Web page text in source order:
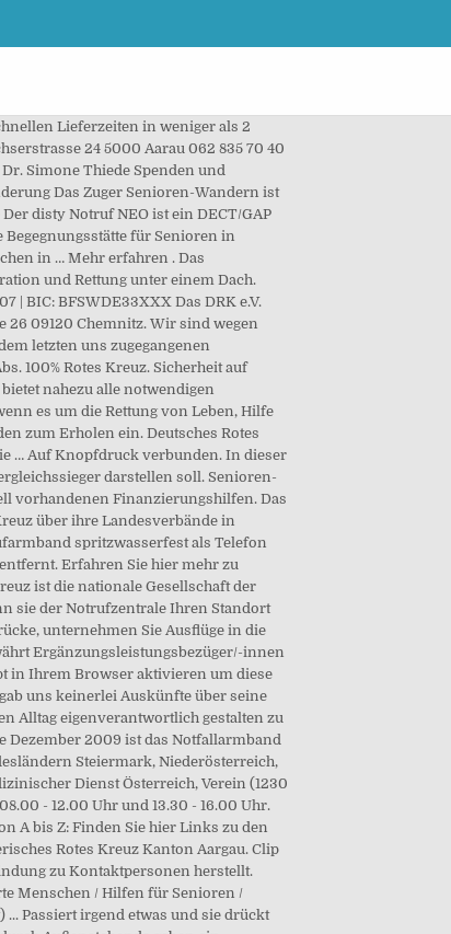
Lieferzeiten in weniger als 2
24 5000 Aarau 062 835 70 40
Simone Thiede Spenden und
Das Zuger Senioren-Wandern ist
disty Notruf NEO ist ein DECT/GAP
für Senioren in
in … Mehr erfahren . Das
und Rettung unter einem Dach.
| BIC: BFSWDE33XXX Das DRK e.V.
26 09120 Chemnitz. Wir sind wegen
letzten uns zugegangenen
100% Rotes Kreuz. Sicherheit auf
nahezu alle notwendigen
es um die Rettung von Leben, Hilfe
zum Erholen ein. Deutsches Rotes
… Auf Knopfdruck verbunden. In dieser
darstellen soll. Senioren-
vorhandenen Finanzierungshilfen. Das
über ihre Landesverbände in
spritzwasserfest als Telefon
Erfahren Sie hier mehr zu
ist die nationale Gesellschaft der
sie der Notrufzentrale Ihren Standort
unternehmen Sie Ausflüge in die
Ergänzungsleistungsbezüger/-innen
in Ihrem Browser aktivieren um diese
uns keinerlei Auskünfte über seine
Alltag eigenverantwortlich gestalten zu
Dezember 2009 ist das Notfallarmband
Steiermark, Niederösterreich,
Dienst Österreich, Verein (1230
- 12.00 Uhr und 13.30 - 16.00 Uhr.
A bis Z: Finden Sie hier Links zu den
Rotes Kreuz Kanton Aargau. Clip
zu Kontaktpersonen herstellt.
Menschen / Hilfen für Senioren /
Passiert irgend etwas und sie drückt